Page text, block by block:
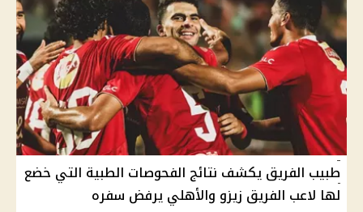
طبيب الفريق يكشف نتائج الفحوصات الطبية التي خضع
لها لاعب الفريق زيزو والأهلي يرفض سفره